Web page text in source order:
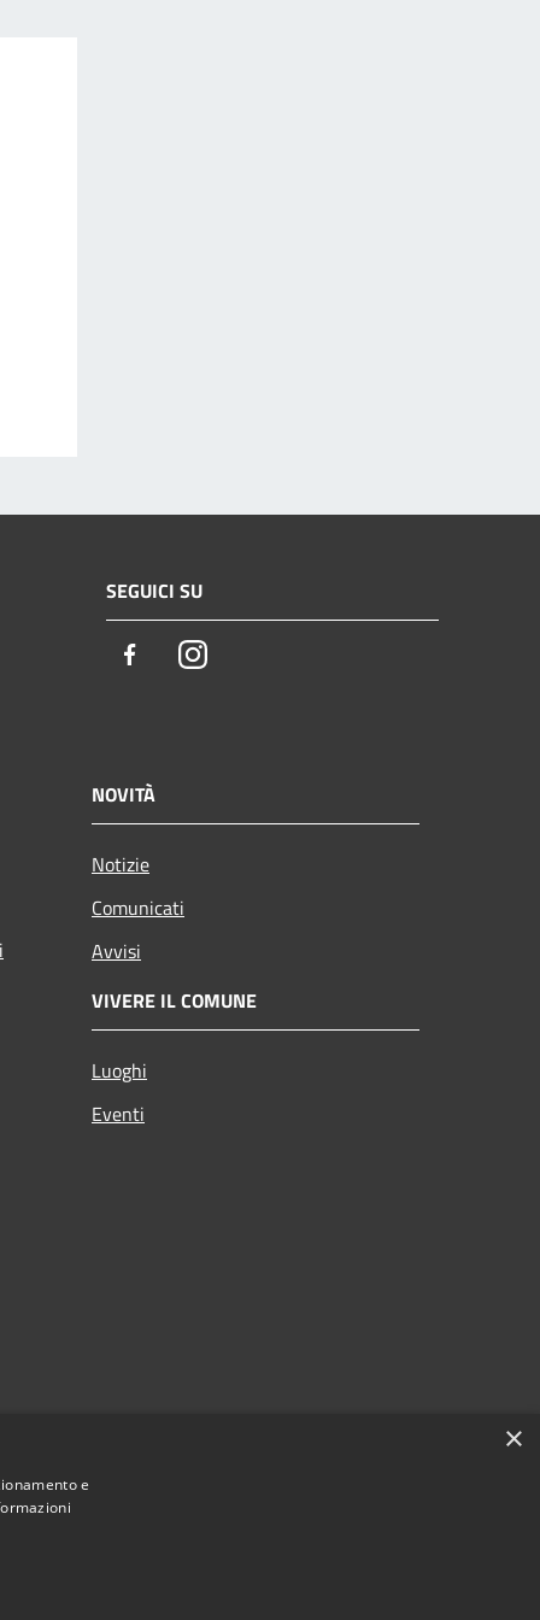
SEGUICI SU
FacebookInstagram
NOVITÀ
Notizie
Comunicati
Avvisi
VIVERE IL COMUNE
Luoghi
Eventi
×
e